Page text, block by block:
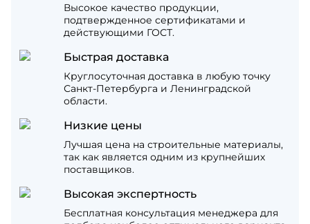
Высокое качество продукции,
подтвержденное сертификатами и
действующими ГОСТ.
Быстрая доставка
Круглосуточная доставка в любую точку
Санкт-Петербурга и Ленинградской
области.
Низкие цены
Лучшая цена на строительные материалы,
так как является одним из крупнейших
поставщиков.
Высокая экспертность
Бесплатная консультация менеджера для